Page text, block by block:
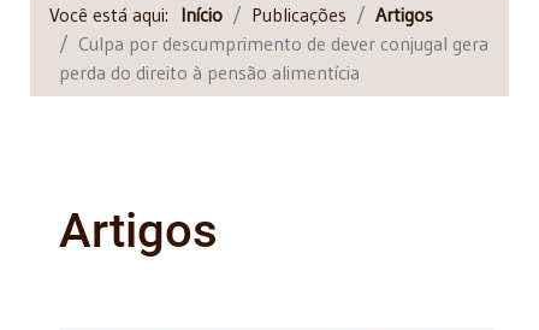
Você está aqui: Início Publicações
Artigos
Culpa por descumprimento de dever conjugal gera
perda do direito à pensão alimentícia
Artigos